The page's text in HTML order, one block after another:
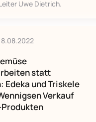
Uwe Dietrich.
statt
Edeka und Triskele
Verkauf
Produkten